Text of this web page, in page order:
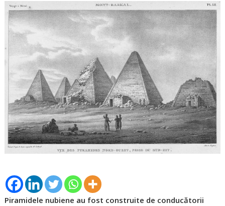
Piramidele nubiene au fost construite de conducătorii